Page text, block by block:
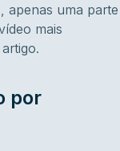
apenas uma parte
mais
por